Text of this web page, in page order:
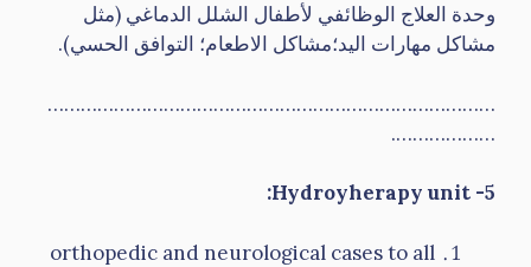
وحدة العلاج الوظائفي لأطفال الشلل الدماغي (مثل
مشاكل مهارات اليد؛مشاكل الاطعام؛ التوافق الحسي).
………………………………………………………………………
……………….
5- Hydroyherapy unit:
orthopedic and neurological cases to all